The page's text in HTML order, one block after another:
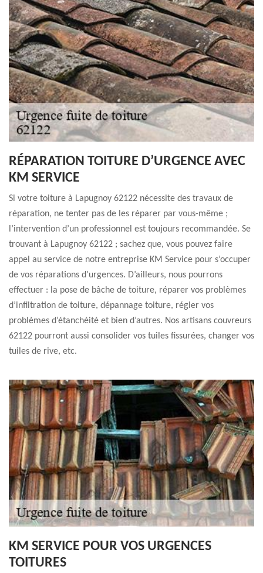
RÉPARATION TOITURE D’URGENCE AVEC
KM SERVICE
Si votre toiture à Lapugnoy 62122 nécessite des travaux de
réparation, ne tenter pas de les réparer par vous-même ;
l’intervention d’un professionnel est toujours recommandée. Se
trouvant à Lapugnoy 62122 ; sachez que, vous pouvez faire
appel au service de notre entreprise KM Service pour s’occuper
de vos réparations d’urgences. D’ailleurs, nous pourrons
effectuer : la pose de bâche de toiture, réparer vos problèmes
d’infiltration de toiture, dépannage toiture, régler vos
problèmes d’étanchéité et bien d’autres. Nos artisans couvreurs
62122 pourront aussi consolider vos tuiles fissurées, changer vos
tuiles de rive, etc.
KM SERVICE POUR VOS URGENCES
TOITURES